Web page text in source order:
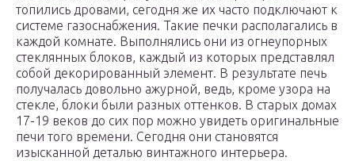
топились дровами, сегодня же их часто подключают к
системе газоснабжения. Такие печки располагались в
каждой комнате. Выполнялись они из огнеупорных
стеклянных блоков, каждый из которых представлял
собой декорированный элемент. В результате печь
получалась довольно ажурной, ведь, кроме узора на
стекле, блоки были разных оттенков. В старых домах
17-19 веков до сих пор можно увидеть оригинальные
печи того времени. Сегодня они становятся
изысканной деталью винтажного интерьера.